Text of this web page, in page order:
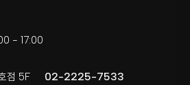
- 17:00
점 5F 02-2225-7533